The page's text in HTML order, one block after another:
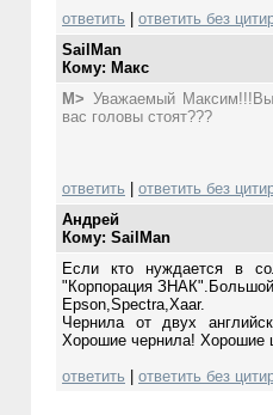
ответить
ответить без
SailMan
Кому: Mакс
M> Уважаемый Максим!!!Вы
вас головы стоят???
ответить
ответить без
Андрей
Кому: SailMan
Если кто нуждается в
"Корпорация
Epson,Spectra,Xaar.
Чернила от двух
Хорошие чернила! Хорошие
ответить
ответить без